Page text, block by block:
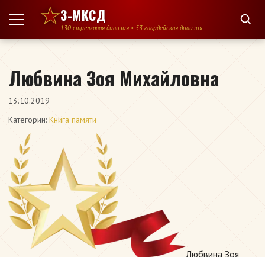
Перейти к содержимому
3-МКСД
130 стрелковая дивизия • 53 гвардейская дивизия
Любвина Зоя Михайловна
13.10.2019
Категории: Книга памяти
Любвина Зоя